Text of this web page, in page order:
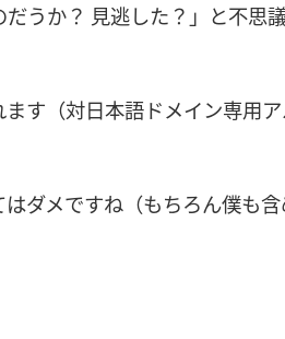
うか？ 見逃した？」と不思
す（対日本語ドメイン専用
ダメですね（もちろん僕も含